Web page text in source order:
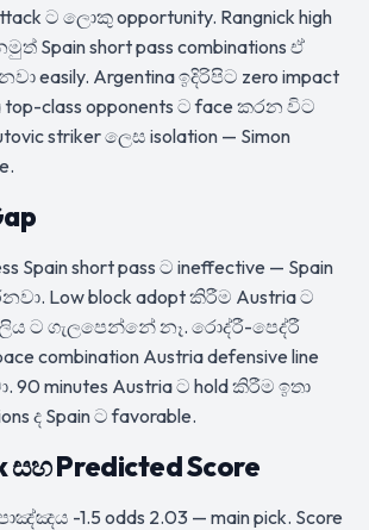
ට ලොකු opportunity. Rangnick high
Spain short pass combinations ඒ
easily. Argentina ඉදිරිපිට zero impact
top-class opponents ට face කරන විට
striker ලෙස isolation — Simon
Spain short pass ට ineffective — Spain
Low block adopt කිරීම Austria ට
ට ගැලපෙන්නේ නෑ. රොද්රී-පෙද්රී
combination Austria defensive line
90 minutes Austria ට hold කිරීම ඉතා
ද Spain ට favorable.
සහ Predicted Score
-1.5 odds 2.03 — main pick. Score